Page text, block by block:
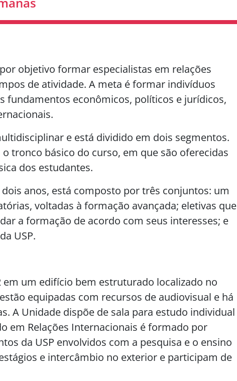
objetivo formar especialistas em relações
de atividade. A meta é formar indivíduos
fundamentos econômicos, políticos e jurídicos,
e está dividido em dois segmentos.
tronco básico do curso, em que são oferecidas
dos estudantes.
anos, está composto por três conjuntos: um
voltadas à formação avançada; eletivas que
a formação de acordo com seus interesses; e
USP.
um edifício bem estruturado localizado no
equipadas com recursos de audiovisual e há
A Unidade dispõe de sala para estudo individual
em Relações Internacionais é formado por
da USP envolvidos com a pesquisa e o ensino
e intercâmbio no exterior e participam de